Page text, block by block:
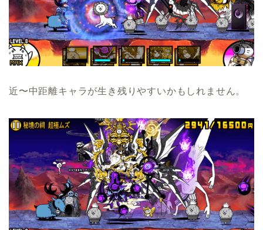
近〜中距離キャラが生き残りやすいかもしれません。